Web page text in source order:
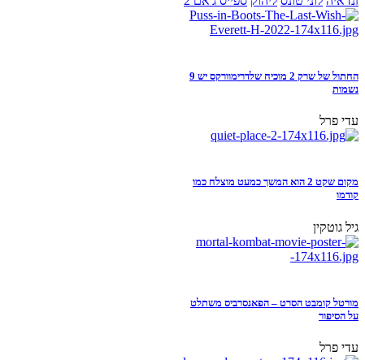
החתול של שרק 2 מוכיח שלדרימוורקס יש 9
נשמות
עדי פרל
מקום שקט 2 הוא המשך כמעט מוצלח כמו
קודמו
גיל גוטקין
מורטל קומבט הסרט – הפאנסרביס משתלט
על הסיפור
עדי פרל